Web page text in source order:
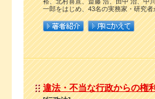
裕、北村喜宣、斎藤 浩、田中 治、中
一郎をはじめ、43名の実務家・研究者
違法・不当な行政からの権